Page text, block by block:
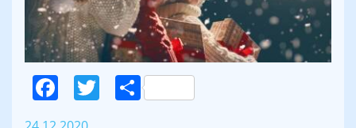
Facebook
Twitter
Поділитися